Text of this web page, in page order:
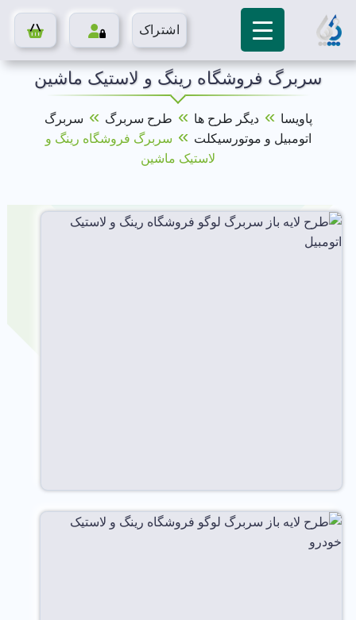
اشتراک
سربرگ فروشگاه رینگ و لاستیک ماشین
پاویسا »دیگر طرح ها » طرح سربرگ » سربرگ
اتومبیل و موتورسیکلت » سربرگ فروشگاه رینگ و
لاستیک ماشین